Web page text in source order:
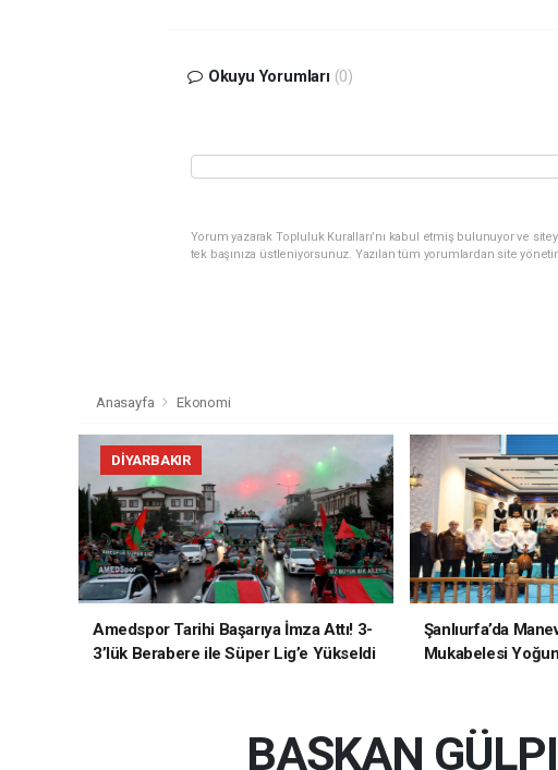
Okuyu Yorumları (0)
Yorum yazarak Topluluk Kuralları’nı kabul etmiş bulunuyor ve
tek başınıza üstleniyorsunuz. Yazılan tüm yorumlardan site
Anasayfa Ekonomi
DIYARBAKIR
Amedspor Tarihi Başarıya İmza Attı! 3-
3’lük Berabere ile Süper Lig’e Yükseldi
Şanlıurfa’da
Mukabelesi
BAŞKAN